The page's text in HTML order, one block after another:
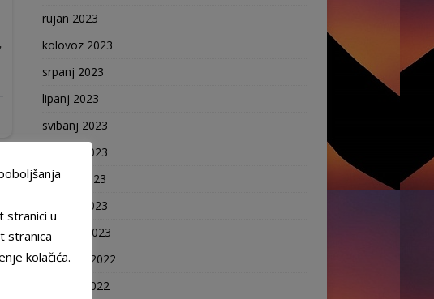
rujan 2023
kolovoz 2023
srpanj 2023
lipanj 2023
svibanj 2023
travanj 2023
ožujak 2023
veljača 2023
siječanj 2023
prosinac 2022
studeni 2022
stranici u
stranica
kolačića.